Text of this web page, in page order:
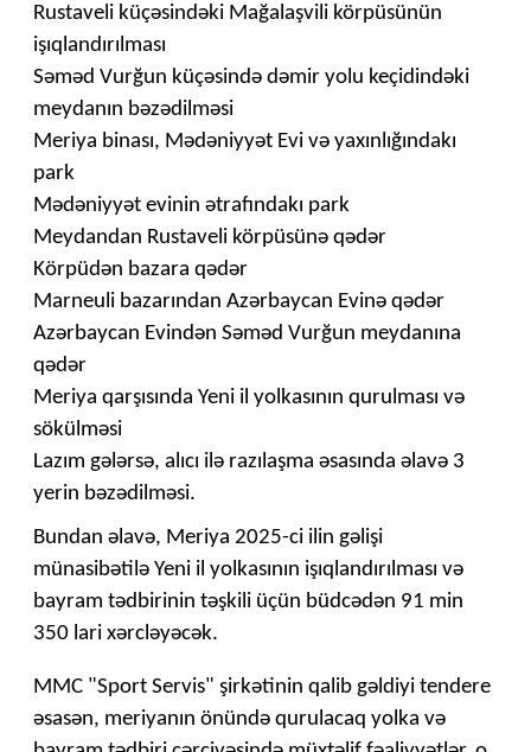
Rustaveli küçəsindəki Mağalaşvili körpüsünün
işıqlandırılması
Səməd Vurğun küçəsində dəmir yolu keçidindəki
meydanın bəzədilməsi
Meriya binası, Mədəniyyət Evi və yaxınlığındakı
park
Mədəniyyət evinin ətrafındakı park
Meydandan Rustaveli körpüsünə qədər
Körpüdən bazara qədər
Marneuli bazarından Azərbaycan Evinə qədər
Azərbaycan Evindən Səməd Vurğun meydanına
qədər
Meriya qarşısında Yeni il yolkasının qurulması və
sökülməsi
Lazım gələrsə, alıcı ilə razılaşma əsasında əlavə 3
yerin bəzədilməsi.
Bundan əlavə, Meriya 2025-ci ilin gəlişi
münasibətilə Yeni il yolkasının işıqlandırılması və
bayram tədbirinin təşkili üçün büdcədən 91 min
350 lari xərcləyəcək.
MMC "Sport Servis" şirkətinin qalib gəldiyi tendere
əsasən, meriyanın önündə qurulacaq yolka və